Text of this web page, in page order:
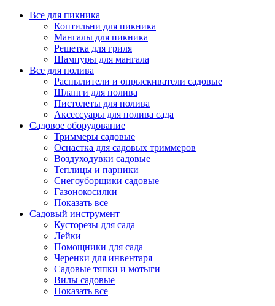
Все для пикника
Коптильни для пикника
Мангалы для пикника
Решетка для гриля
Шампуры для мангала
Все для полива
Распылители и опрыскиватели садовые
Шланги для полива
Пистолеты для полива
Аксессуары для полива сада
Садовое оборудование
Триммеры садовые
Оснастка для садовых триммеров
Воздуходувки садовые
Теплицы и парники
Снегоуборщики садовые
Газонокосилки
Показать все
Садовый инструмент
Кусторезы для сада
Лейки
Помощники для сада
Черенки для инвентаря
Садовые тяпки и мотыги
Вилы садовые
Показать все